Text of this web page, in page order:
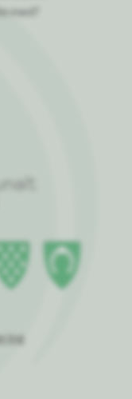
med?